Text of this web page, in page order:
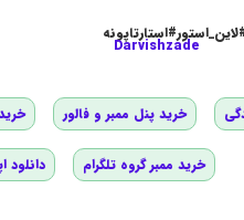
Darvishzade
خرید پنل ممبر و فالور
خرید ممبر گروه تلگرام دانلود